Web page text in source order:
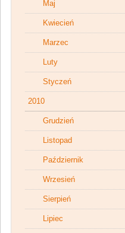
Maj
Kwiecień
Marzec
Luty
Styczeń
2010
Grudzień
Listopad
Październik
Wrzesień
Sierpień
Lipiec